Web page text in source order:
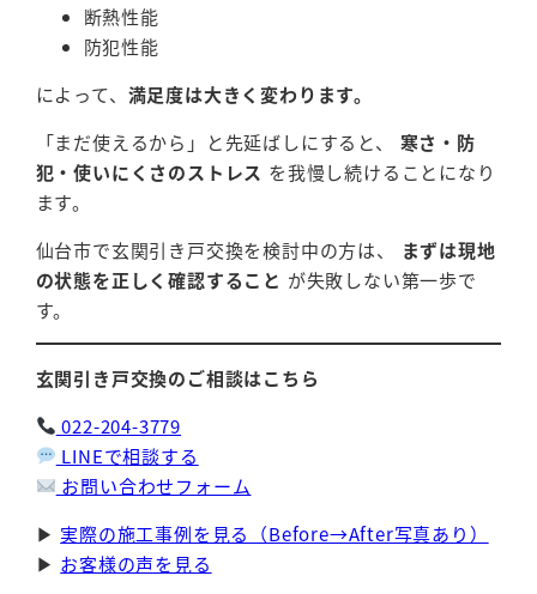
断熱性能
防犯性能
によって、 満足度は大きく変わります。
「まだ使えるから」と先延ばしにすると、 寒さ・防
犯・使いにくさのストレス を我慢し続けることになり
ます。
仙台市で玄関引き戸交換を検討中の方は、
まずは現地
の状態を正しく確認すること が失敗しない第一歩で
す。
玄関引き戸交換のご相談はこちら
022-204-3779
LINEで相談する
お問い合わせフォーム
▶ 実際の施工事例を見る（Before→After写真あり）
▶ お客様の声を見る